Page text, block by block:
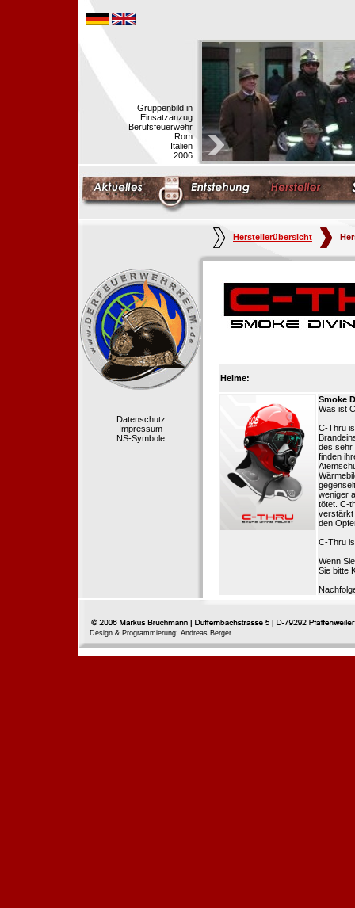
Gruppenbild in
Einsatzanzug
Berufsfeuerwehr
Rom
Italien
2006
Herstellerübersicht
Datenschutz
Impressum
NS-Symbole
Helme:
Smoke
Was ist
C-Thru
des sehr
finden
weniger
tötet. C-
verstärkt
den
C-Thru
Wenn
Sie bitte
Design & Programmierung: Andreas Berger